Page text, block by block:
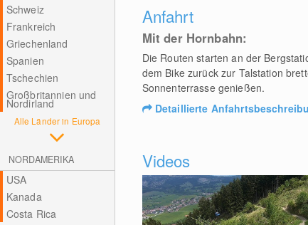
Schweiz
Frankreich
Griechenland
Spanien
Tschechien
Großbritannien und
Nordirland
Alle Länder in Europa
NORDAMERIKA
USA
Kanada
Costa Rica
Anfahrt
Mit der Hornbahn:
Die Routen starten an der
dem Bike zurück zur Talstation
Sonnenterrasse genießen.
Detaillierte
Videos